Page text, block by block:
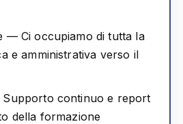
— Ci occupiamo di tutta la
e amministrativa verso il
continuo e report
della formazione